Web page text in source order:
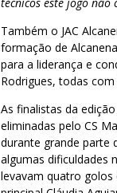
Também o JAC
formação de
para a liderança e
Rodrigues, todas
As finalistas da
eliminadas pelo CS
durante grande parte
algumas dificuldades
levavam quatro